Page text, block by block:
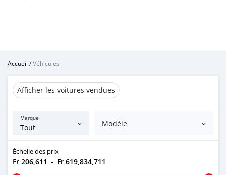
Accueil /Véhicules
Afficher les voitures vendues
Marque
Modèle
Échelle des prix
Fr 206,611 - Fr 619,834,711